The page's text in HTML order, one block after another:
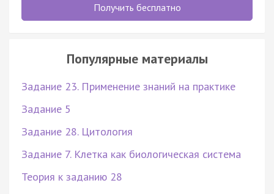
Получить бесплатно
Популярные материалы
Задание 23. Применение знаний на практике
Задание 5
Задание 28. Цитология
Задание 7. Клетка как биологическая система
Теория к заданию 28